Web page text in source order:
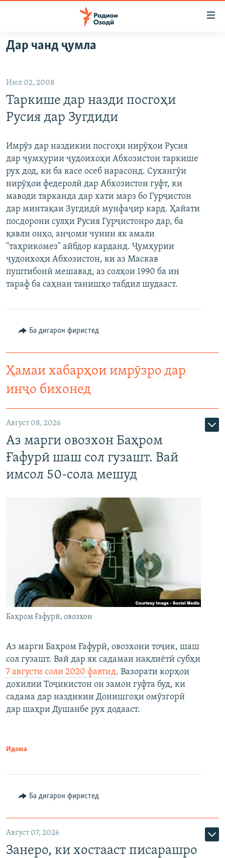
Ҷаҳиш
ба
аслӣ
ба
феҳристи
аслӣ
Ҷаҳиш
ҷустор
ГӮШАҲО
ҶОМЕА
ҚАЗИЯИ "КРОКУС"
ОСИЁИ МАРКАЗӢ
ФАРҲАНГ
МЕҲМОНИ ОЗОДӢ
ВАРЗИШ
САЛОМ, ХОҲАР
ТАҲҚИҚОТ
ҶАНГ ДАР УКРАИНА
НАЗАРИ МАРДУМ
БЛОГИСТОН
ОЗОДӢ ОНЛАЙН
ЧАНДРАСОНАӢ
ВИДЕО
ГУЗОРИШҲОИ РАДИОӢ
РӮЙХАТҲО
КИТОБҲОИ ОЗОДӢ
Русский
ПАЙГИРӢ КУНЕД
Ҳамаи сомонаҳои RFE/RL
Дар чанд ҷумла
Июл 02, 2008
Таркише дар назди посгоҳи
Русия дар Зугдиди
Имрӯз дар наздикии посгоҳи нирӯҳои Русия
дар ҷумҳурии ҷудоихоҳи Абхозистон таркише
рух дод, ки ба касе осеб нарасонд. Сухангӯи
нирӯҳои федеролӣ дар Абхозистон гуфт, ки
маводи тарканда дар хати марз бо Гурҷистон
дар минтақаи Зугдидӣ мунфаҷир кард. Ҳайати
посдорони сулҳи Русия Гурҷистонро дар, ба
қавли онҳо, анҷоми чунин як амали
"таҳрикомез" айбдор карданд. Ҷумҳурии
ҷудоихоҳи Абхозистон, ки аз Маскав
пуштибонӣ мешавад, аз солҳои 1990 ба ин
тараф ба саҳнаи танишҳо табдил шудааст.
Ба дигарон фиристед
Ҳамаи хабарҳои имрӯзро дар
инҷо бихонед
Август 08, 2026
Аз марги овозхон Баҳром
Ғафурӣ шаш сол гузашт. Вай
имсол 50-сола мешуд
Баҳром Ғафурӣ, овозхон
Аз марги Баҳром Ғафурӣ, овозхони тоҷик, шаш
сол гузашт. Вай дар як садамаи нақлиётӣ субҳи
7 августи соли 2020 фавтид. Вазорати корҳои
дохилии Тоҷикистон он замон гуфта буд, ки
садама дар наздикии Донишгоҳи омӯзгорӣ
дар шаҳри Душанбе рух додааст.
Идома
Ба дигарон фиристед
Август 07, 2026
Занеро, ки хостааст писарашро